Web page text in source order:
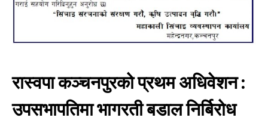
रास्वपा कञ्चनपुरको प्रथम अधिवेशन :
उपसभापतिमा भागरती बडाल निर्बिरोध